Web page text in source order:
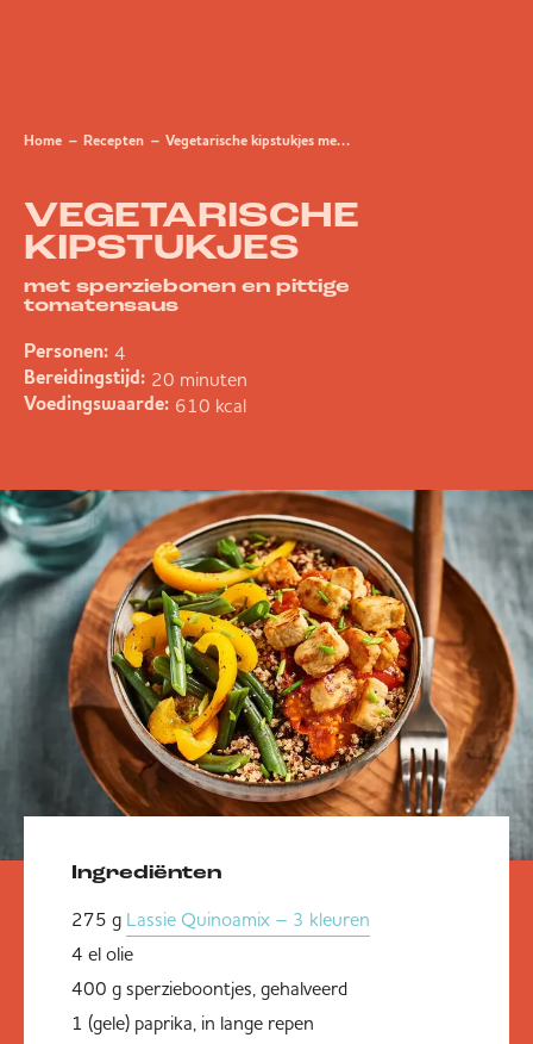
Home Recepten Vegetarische kipstukjes met sperziebonen en pittige tomatensaus
VEGETARISCHE
KIPSTUKJES
met sperziebonen en pittige
tomatensaus
Personen: 4
Bereidingstijd: 20 minuten
Voedingswaarde: 610 kcal
Ingrediënten
275 g Lassie Quinoamix – 3 kleuren
4 el olie
400 g sperzieboontjes, gehalveerd
1 (gele) paprika, in lange repen